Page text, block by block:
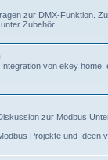
zur DMX-Funktion.
Zubehör
von ekey home,
zur Modbus
Projekte und Ideen